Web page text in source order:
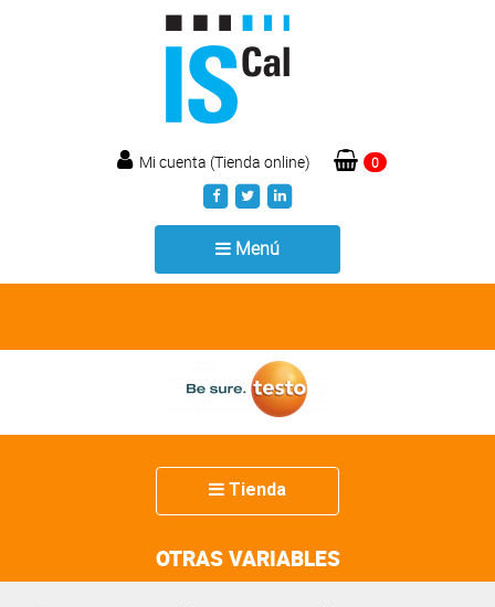
Mi cuenta (Tienda online) 0
Menú
navigation
Tienda
navigation
OTRAS VARIABLES